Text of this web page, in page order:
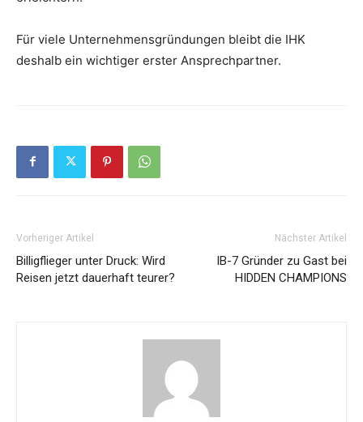
Für viele Unternehmensgründungen bleibt die IHK
deshalb ein wichtiger erster Ansprechpartner.
Vorheriger Artikel
Billigflieger unter Druck: Wird
Reisen jetzt dauerhaft teurer?
Nächster Artikel
IB-7 Gründer zu Gast bei
HIDDEN CHAMPIONS